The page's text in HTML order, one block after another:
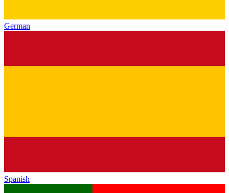
German
Spanish